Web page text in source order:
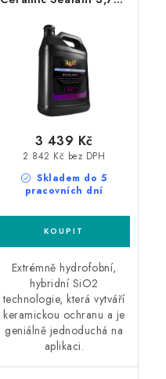
sealant
Skladem do 5
pracovních dní
2 842 Kč bez DPH
3 439 Kč
Extrémně hydrofobní,
hybridní SiO2
technologie, která vytváří
keramickou ochranu a je
geniálně jednoduchá na
aplikaci.